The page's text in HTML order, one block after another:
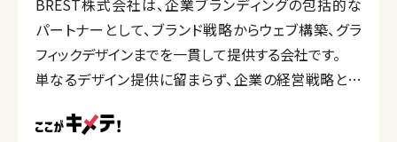
BREST株式会社は、企業ブランディングの包括的な
パートナーとして、ブランド戦略からウェブ構築、グラ
フィックデザインまでを一貫して提供する会社です。
単なるデザイン提供に留まらず、企業の経営戦略と結
の向上を目指しています。